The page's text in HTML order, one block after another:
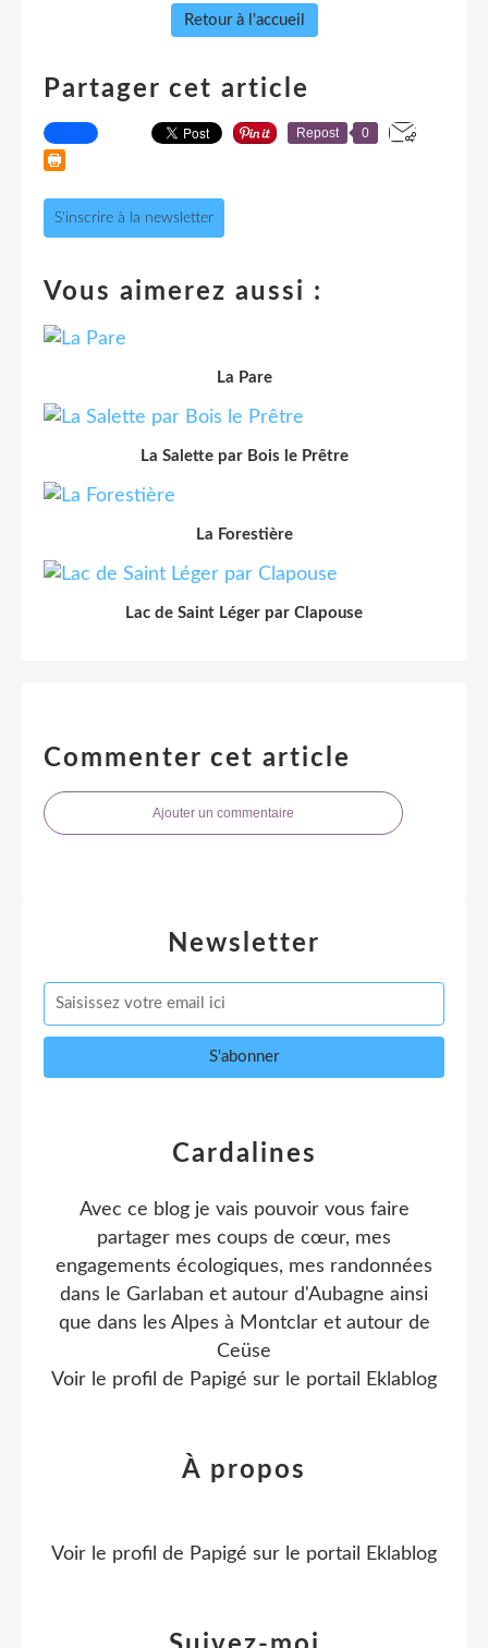
Retour à l'accueil
Partager cet article
Repost 0
S'inscrire à la newsletter
Vous aimerez aussi :
La Pare
La Salette par Bois le Prêtre
La Forestière
Lac de Saint Léger par Clapouse
Commenter cet article
Ajouter un commentaire
Newsletter
Cardalines
Avec ce blog je vais pouvoir vous faire
partager mes coups de cœur, mes
engagements écologiques, mes randonnées
dans le Garlaban et autour d'Aubagne ainsi
que dans les Alpes à Montclar et autour de
Ceüse
Voir le profil de Papigé sur le portail Eklablog
À propos
Voir le profil de Papigé sur le portail Eklablog